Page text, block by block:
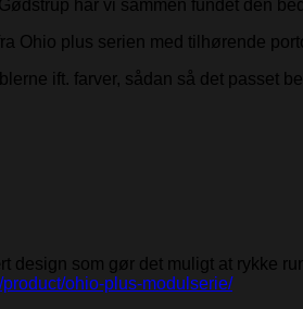
har vi sammen fundet den
Ohio plus serien med tilhørende
ift. farver, sådan så det passet
design som gør det muligt at rykke
product/ohio-plus-modulserie/